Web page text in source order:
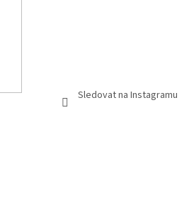
Sledovat na Instagramu